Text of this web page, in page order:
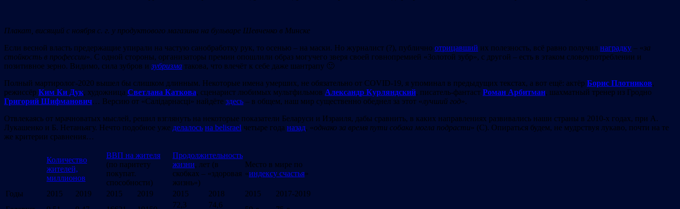
Плакат, висящий с ноября с. г. у продуктового магазина на бульваре Шевченко в Минске
Если весной власть предержащие упирали на частую санобработку рук, то осенью – на маски. Но журналист (?), публично отрицавший их полезность, всё равно получил наградку – «за
стойкость в профессии». С одной стороны, организаторы премии опошлили образ могучего зверя своей говнопремией «Золотой зубр», с другой – есть в этаком словоупотреблении и
позитивное зерно. Видимо, сила зубров и зубризма такова, что влечёт к себе даже шантрапу 🙂
Полный мартиролог-2020 вышел бы слишком длинным. Некоторые имена умерших, не обязательно от COVID-19, я упоминал в предыдущих текстах, а вот ещё: актёр Борис Плотников,
режиссёр Ким Ки Дук, художница Светлана Каткова, сценарист любимых мультфильмов Александр Курляндский, писатель-фантаст Роман Арбитман, шахматный тренер из Гродно
Григорий Шифманович… Версию от «Салідарнасці» найдёте здесь – в общем, наш мир существенно обеднел за этот «лучший год».
Отвлекаясь от мрачноватых мыслей, решил взглянуть на некоторые показатели Беларуси и Израиля, дабы сравнить, в каких направлениях развивались наши страны в 2010-х годах, при А.
Лукашенко и Б. Нетаньягу. Нечто подобное уже делалось на belisrael четыре года назад, «однако за время пути собака могла подрасти» (С). Опираться будем, не мудрствуя лукаво, почти на те
же критерии сравнения…
Количество
жителей,
миллионов
ВВП на жителя
(по паритету
покупат.
способности)
Продолжительность
жизни, лет (в
скобках – «здоровая
жизнь»)
Место в мире по
«индексу счастья»
Годы 2015 2019 2015 2019 2015 2018 2015
2017-2019
72,3 74,6